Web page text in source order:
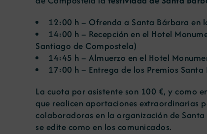
12:00 h – Ofrenda a Santa Bárbara en
14:00 h – Recepción en el Hotel
Santiago de Compostela)
14:45 h – Almuerzo en el Hotel
17:00 h – Entrega de los Premios
La cuota por asistente son 100 €, y como
que realicen aportaciones extraordinarias
colaboradoras en la organización de
se edite como en los comunicados.